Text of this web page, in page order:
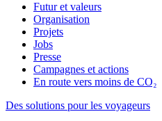
Futur et valeurs
Organisation
Projets
Jobs
Presse
Campagnes et actions
En route vers moins de CO₂
Des solutions pour les voyageurs